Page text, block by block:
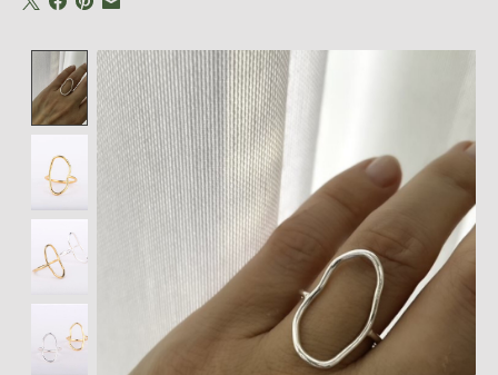
Product image slideshow Items